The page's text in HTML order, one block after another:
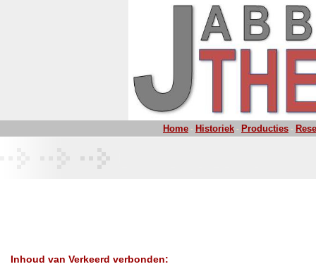
Home - Historiek - Producties -
Inhoud van Verkeerd verbonden: